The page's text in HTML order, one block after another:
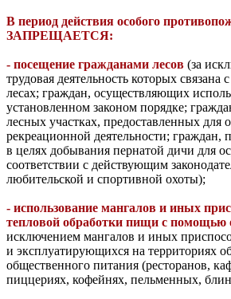
В период действия особого
ЗАПРЕЩАЕТСЯ:
- посещение гражданами лесов (за
трудовая деятельность которых связана
лесах; граждан, осуществляющих
установленном законом порядке;
лесных участках, предоставленных для
рекреационной деятельности;
в целях добывания пернатой дичи для
соответствии с действующим
любительской и спортивной охоты);
- использование мангалов и иных
тепловой обработки пищи с помощью
исключением мангалов и иных
и эксплуатирующихся на территориях
общественного питания (ресторанов,
пиццериях, кофейнях, пельменных,